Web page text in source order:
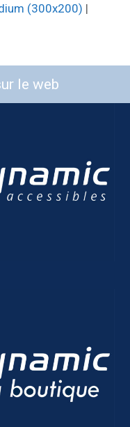
(300x200) |
le web